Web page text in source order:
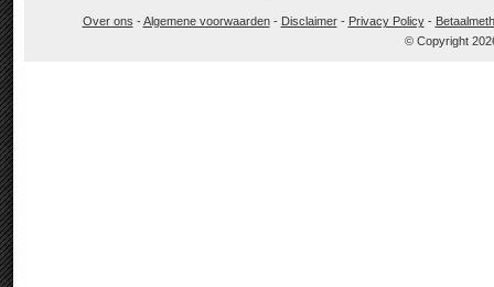
Over ons -Algemene voorwaarden- Disclaimer- Privacy Policy-
© Copyright